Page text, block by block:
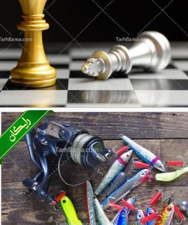
تصویر با کیفیت شطرنج با مهره طلایی و
سفید
90,000
49